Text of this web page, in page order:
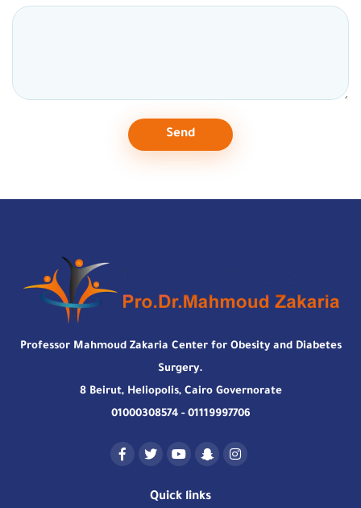
Send
Professor Mahmoud Zakaria Center for Obesity and Diabetes
Surgery.
8 Beirut, Heliopolis, Cairo Governorate
01000308574 - 01119997706
Quick links